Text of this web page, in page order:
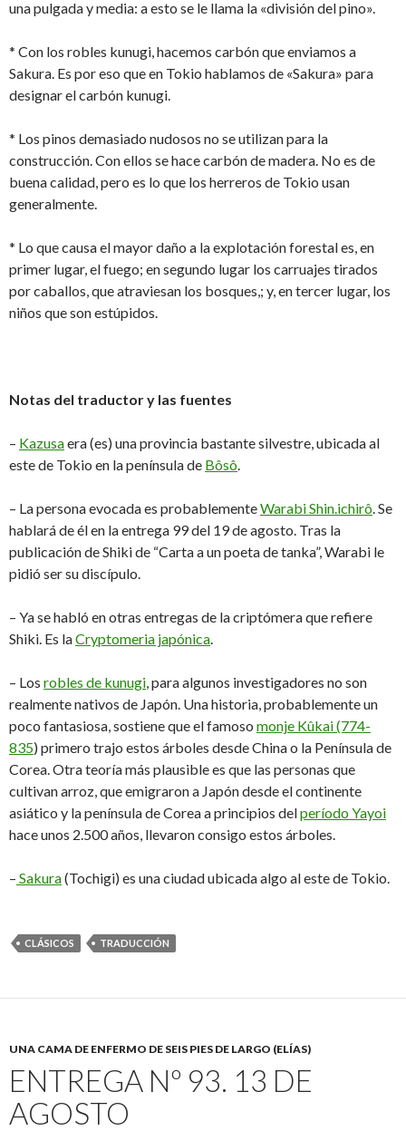
una pulgada y media: a esto se le llama la «división del pino».
* Con los robles kunugi, hacemos carbón que enviamos a
Sakura. Es por eso que en Tokio hablamos de «Sakura» para
designar el carbón kunugi.
* Los pinos demasiado nudosos no se utilizan para la
construcción. Con ellos se hace carbón de madera. No es de
buena calidad, pero es lo que los herreros de Tokio usan
generalmente.
* Lo que causa el mayor daño a la explotación forestal es, en
primer lugar, el fuego; en segundo lugar los carruajes tirados
por caballos, que atraviesan los bosques,; y, en tercer lugar, los
niños que son estúpidos.
Notas del traductor y las fuentes
– Kazusaera (es) una provincia bastante silvestre, ubicada al
este de Tokio en la península de Bôsô.
– La persona evocada es probablementeWarabi Shin.ichirô. Se
hablará de él en la entrega 99 del 19 de agosto. Tras la
publicación de Shiki de “Carta a un poeta de tanka”, Warabi le
pidió ser su discípulo.
– Ya se habló en otras entregas de la criptómera que refiere
Shiki. Es laCryptomeria japónica.
– Los robles de kunugi, para algunos investigadores no son
realmente nativos de Japón. Una historia, probablemente un
poco fantasiosa, sostiene que el famoso monje Kûkai (774-
835) primero trajo estos árboles desde China o la Península de
Corea. Otra teoría más plausible es que las personas que
cultivan arroz, que emigraron a Japón desde el continente
asiático y la península de Corea a principios delperíodo Yayoi
hace unos 2.500 años, llevaron consigo estos árboles.
– Sakura(Tochigi) es una ciudad ubicada algo al este de Tokio.
CLÁSICOS TRADUCCIÓN
UNA CAMA DE ENFERMO DE SEIS PIES DE LARGO (ELÍAS)
ENTREGA Nº 93. 13 DE
AGOSTO